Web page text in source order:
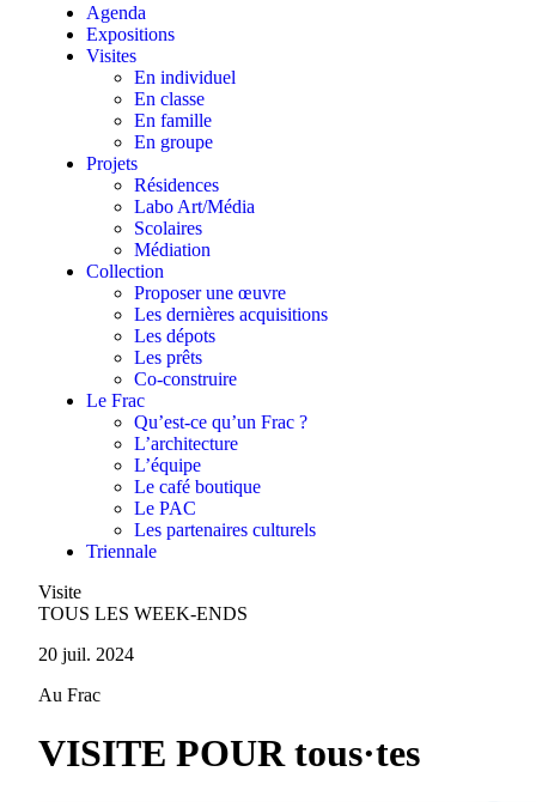
Agenda
Expositions
Visites
En individuel
En classe
En famille
En groupe
Projets
Résidences
Labo Art/Média
Scolaires
Médiation
Collection
Proposer une œuvre
Les dernières acquisitions
Les dépots
Les prêts
Co-construire
Le Frac
Qu’est-ce qu’un Frac ?
L’architecture
L’équipe
Le café boutique
Le PAC
Les partenaires culturels
Triennale
Visite
TOUS LES WEEK-ENDS
20 juil. 2024
Au Frac
VISITE POUR tous·tes